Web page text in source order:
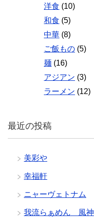
洋食 (10)
和食 (5)
中華 (8)
ご飯もの (5)
麺 (16)
アジアン (3)
ラーメン (12)
最近の投稿
美彩や
幸福軒
ニャーヴェトナム
我流らぁめん 風神